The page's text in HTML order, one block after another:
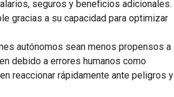
seguros y beneficios adicionales.
gracias a su capacidad para optimizar
autónomos sean menos propensos a
debido a errores humanos como
reaccionar rápidamente ante peligros y